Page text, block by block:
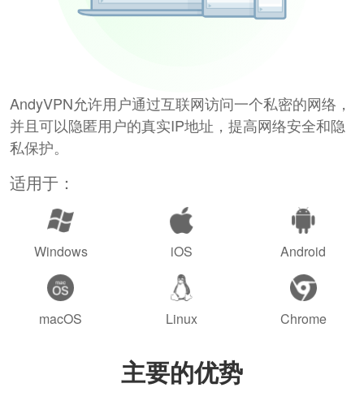
AndyVPN允许用户通过互联网访问一个私密的网络，
并且可以隐匿用户的真实IP地址，提高网络安全和隐
私保护。
适用于：
Windows iOS Android
macOS Linux Chrome
主要的优势